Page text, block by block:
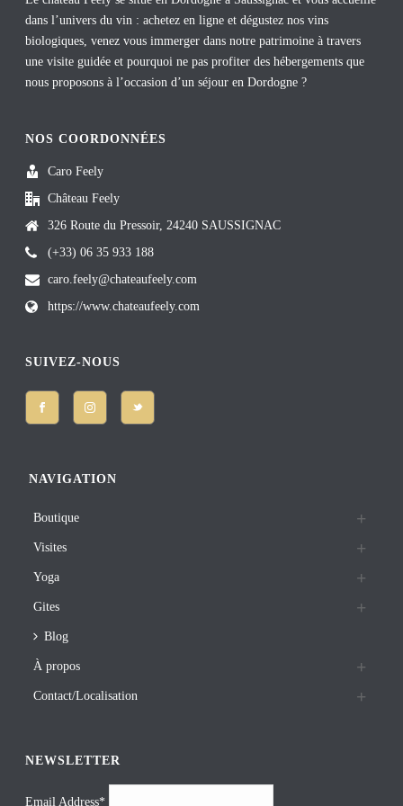
dans l’univers du vin : achetez en ligne et dégustez nos vins
biologiques, venez vous immerger dans notre patrimoine à travers
une visite guidée et pourquoi ne pas profiter des hébergements que
nous proposons à l’occasion d’un séjour en Dordogne ?
NOS COORDONNÉES
Caro Feely
Château Feely
326 Route du Pressoir, 24240 SAUSSIGNAC
(+33) 06 35 933 188
caro.feely@chateaufeely.com
https://www.chateaufeely.com
SUIVEZ-NOUS
NAVIGATION
Boutique
Visites
Yoga
Gites
Blog
À propos
Contact/Localisation
NEWSLETTER
Email Address*